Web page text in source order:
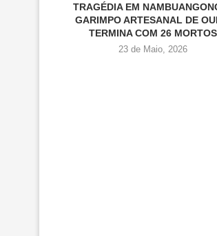
TRAGÉDIA EM
GARIMPO ARTESANAL DE
TERMINA COM 26 MORTOS
23 de Maio, 2026